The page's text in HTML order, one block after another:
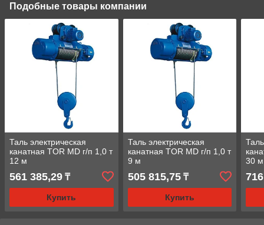
Подобные товары компании
Таль электрическая
канатная TOR MD г/п 1,0 т
12 м
561 385,29 ₸
Купить
Таль электрическая
канатная TOR MD г/п 1,0 т
9 м
505 815,75₸
Купить
30 м